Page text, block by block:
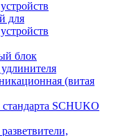
для
блок
(витая
стандарта SCHUKO